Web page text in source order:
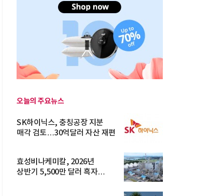
오늘의 주요뉴스
SK하이닉스, 충칭공장 지분
매각 검토…30억달러 자산 재편
효성비나케미칼, 2026년
상반기 5,500만 달러 흑자